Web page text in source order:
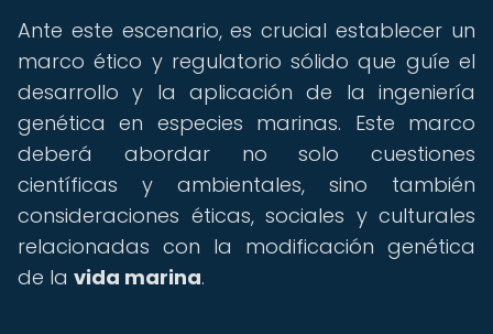
Ante este escenario, es crucial establecer un
marco ético y regulatorio sólido que guíe el
desarrollo y la aplicación de la ingeniería
genética en especies marinas. Este marco
deberá abordar no solo cuestiones
científicas y ambientales, sino también
consideraciones éticas, sociales y culturales
relacionadas con la modificación genética
de la vida marina.